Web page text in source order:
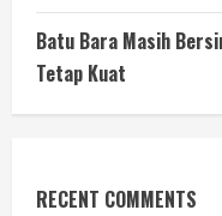
Batu Bara Masih
Tetap Kuat
RECENT COMMENTS